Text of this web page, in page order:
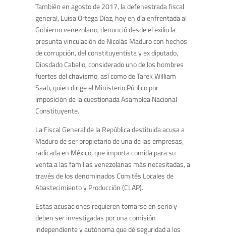
También en agosto de 2017, la defenestrada fiscal
general, Luisa Ortega Díaz, hoy en día enfrentada al
Gobierno venezolano, denunció desde el exilio la
presunta vinculación de Nicolás Maduro con hechos
de corrupción, del constituyentista y ex diputado,
Diosdado Cabello, considerado uno de los hombres
fuertes del chavismo, así como de Tarek William
Saab, quien dirige el Ministerio Público por
imposición de la cuestionada Asamblea Nacional
Constituyente.
La Fiscal General de la República destituida acusa a
Maduro de ser propietario de una de las empresas,
radicada en México, que importa comida para su
venta a las familias venezolanas más necesitadas, a
través de los denominados Comités Locales de
Abastecimiento y Producción (CLAP).
Estas acusaciones requieren tomarse en serio y
deben ser investigadas por una comisión
independiente y autónoma que dé seguridad a los